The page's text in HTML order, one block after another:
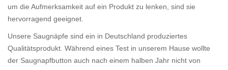
um die Aufmerksamkeit auf ein Produkt zu lenken, sind sie
hervorragend geeignet.
Unsere Saugnäpfe sind ein in Deutschland produziertes
Qualitätsprodukt. Während eines Test in unserem Hause wollte
der Saugnapfbutton auch nach einem halben Jahr nicht von